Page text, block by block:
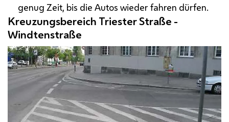
genug Zeit, bis die Autos wieder fahren dürfen.
Kreuzungsbereich Triester Straße -
Windtenstraße